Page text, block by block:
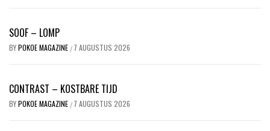
SOOF – LOMP
BYPOKOE MAGAZINE / 7 AUGUSTUS 2026
CONTRAST – KOSTBARE TIJD
BYPOKOE MAGAZINE / 7 AUGUSTUS 2026